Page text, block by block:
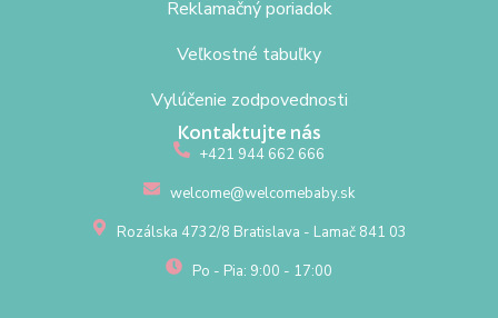
Reklamačný poriadok
Veľkostné tabuľky
Vylúčenie zodpovednosti
Kontaktujte nás
+421 944 662 666
welcome@welcomebaby.sk
Rozálska 4732/8 Bratislava - Lamač 841 03
Po - Pia: 9:00 - 17:00